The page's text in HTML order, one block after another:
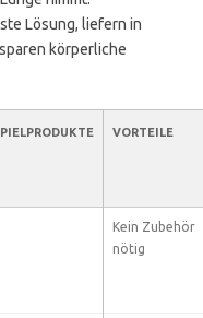
Lösung, liefern in
körperliche
VORTEILE
Kein Zubehör
nötig